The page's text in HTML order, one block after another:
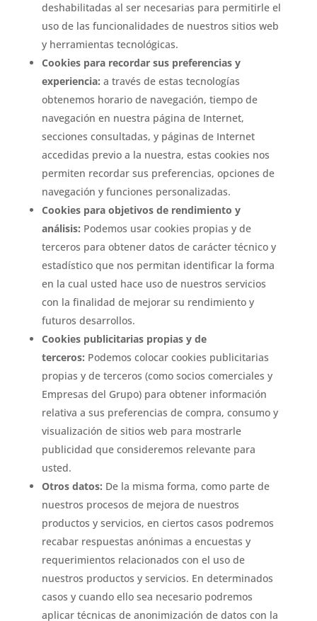
deshabilitadas al ser necesarias para permitirle el
uso de las funcionalidades de nuestros sitios web
y herramientas tecnológicas.
Cookies para recordar sus preferencias y
experiencia: a través de estas tecnologías
obtenemos horario de navegación, tiempo de
navegación en nuestra página de Internet,
secciones consultadas, y páginas de Internet
accedidas previo a la nuestra, estas cookies nos
permiten recordar sus preferencias, opciones de
navegación y funciones personalizadas.
Cookies para objetivos de rendimiento y
análisis: Podemos usar cookies propias y de
terceros para obtener datos de carácter técnico y
estadístico que nos permitan identificar la forma
en la cual usted hace uso de nuestros servicios
con la finalidad de mejorar su rendimiento y
futuros desarrollos.
Cookies publicitarias propias y de
terceros: Podemos colocar cookies publicitarias
propias y de terceros (como socios comerciales y
Empresas del Grupo) para obtener información
relativa a sus preferencias de compra, consumo y
visualización de sitios web para mostrarle
publicidad que consideremos relevante para
usted.
Otros datos: De la misma forma, como parte de
nuestros procesos de mejora de nuestros
productos y servicios, en ciertos casos podremos
recabar respuestas anónimas a encuestas y
requerimientos relacionados con el uso de
nuestros productos y servicios. En determinados
casos y cuando ello sea necesario podremos
aplicar técnicas de anonimización de datos con la